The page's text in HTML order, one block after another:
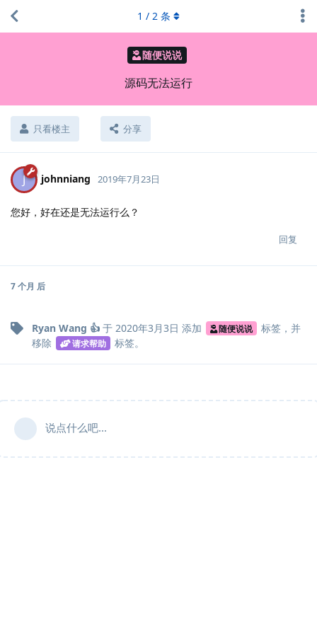
随便说说
源码无法运行
只看楼主 分享
1 / 2 条
J johnniang 2019年7月23日
您好，好在还是无法运行么？
回复
7 个月 后
Ryan Wang 👍 于 2020年3月3日 添加 随便说说 标签，并
移除
请求帮助 标签。
说点什么吧...